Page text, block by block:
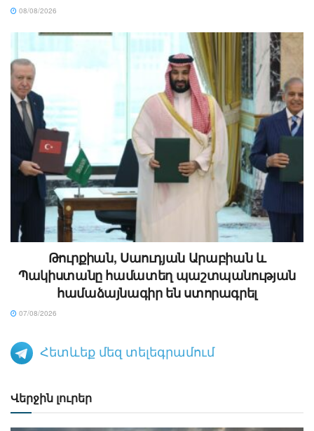
08/08/2026
Թուրքիան, Սաուդյան Արաբիան և
Պակիստանը համատեղ պաշտպանության
համաձայնագիր են ստորագրել
07/08/2026
Հետևեք մեզ տելեգրամում
Վերջին լուրեր